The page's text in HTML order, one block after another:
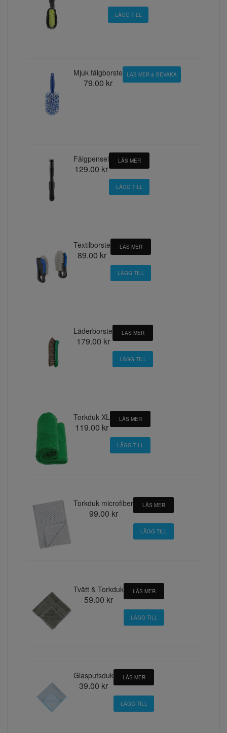
Mjuk fälgborste
79.00 kr
LÄS MER & BEVAKA
Fälgpensel
129.00 kr
LÄS MER
Textilborste
89.00 kr
LÄS MER
Läderborste
179.00 kr
LÄS MER
Torkduk XL
119.00 kr
LÄS MER
Torkduk microfiber
99.00 kr
LÄS MER
Tvätt & Torkduk
59.00 kr
LÄS MER
Glasputsduk
39.00 kr
LÄS MER